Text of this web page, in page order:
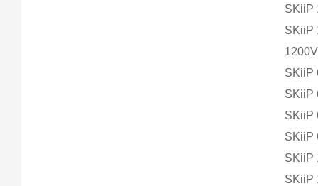
SKiiP
SKiiP
SKiiP
SKiiP
SKiiP
SKiiP
SKiiP
SKiiP